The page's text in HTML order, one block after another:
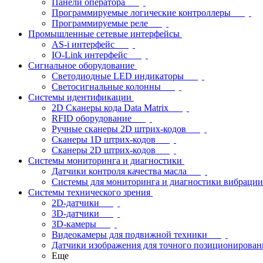
Панели оператора
Программируемые логические контроллеры
Программируемые реле
Промышленные сетевые интерфейсы
AS-i интерфейс
IO-Link интерфейс
Сигнальное оборудование
Светодиодные LED индикаторы
Светосигнальные колонны
Системы идентификации
2D Сканеры кода Data Matrix
RFID оборудование
Ручные сканеры 2D штрих-кодов
Сканеры 1D штрих-кодов
Сканеры 2D штрих-кодов
Системы мониторинга и диагностики
Датчики контроля качества масла
Системы для мониторинга и диагностики вибрации
Системы технического зрения
2D-датчики
3D-датчики
3D-камеры
Видеокамеры для подвижной техники
Датчики изображения для точного
Еще